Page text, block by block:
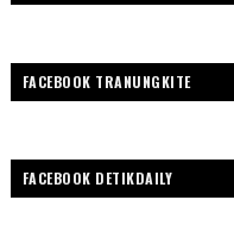
FACEBOOK TRANUNGKITE
FACEBOOK DETIKDAILY